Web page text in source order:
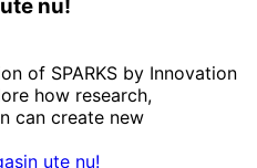
nu!
of SPARKS by Innovation
how research,
can create new
ute nu!